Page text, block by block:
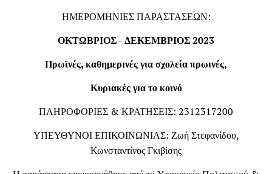
ΗΜΕΡΟΜΗΝΙΕΣ ΠΑΡΑΣΤΑΣΕΩΝ:
ΟΚΤΩΒΡΙΟΣ - ΔΕΚΕΜΒΡΙΟΣ 2023
Πρωϊνές, καθημερινές για σχολεία πρωινές,
Κυριακές για το κοινό
ΠΛΗΡΟΦΟΡΙΕΣ & ΚΡΑΤΗΣΕΙΣ: 2312317200
ΥΠΕΥΘΥΝΟΙ ΕΠΙΚΟΙΝΩΝΙΑΣ: Ζωή Στεφανίδου,
Κωνσταντίνος Γκιβίσης